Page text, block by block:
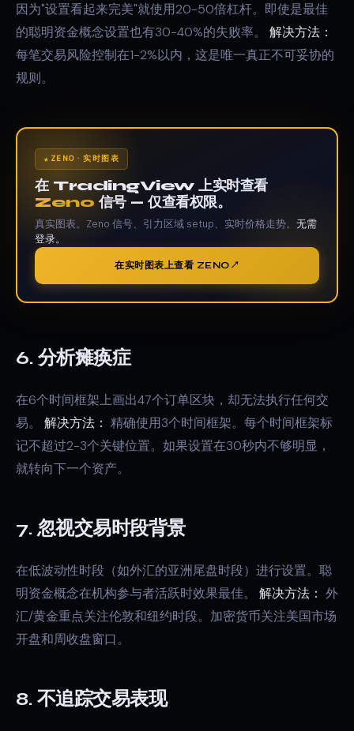
因为"设置看起来完美"就使用20-50倍杠杆。即使是最佳
的聪明资金概念设置也有30-40%的失败率。 解决方法：
每笔交易风险控制在1-2%以内，这是唯一真正不可妥协的
规则。
ZENO · 实时图表
在 TradingView 上实时查看
Zeno 信号 — 仅查看权限。
真实图表。Zeno 信号、引力区域 setup、实时价格走势。 无需
登录。
在实时图表上查看 ZENO
6. 分析瘫痪症
在6个时间框架上画出47个订单区块，却无法执行任何交
易。 解决方法： 精确使用3个时间框架。每个时间框架标
记不超过2-3个关键位置。如果设置在30秒内不够明显，
就转向下一个资产。
7. 忽视交易时段背景
在低波动性时段（如外汇的亚洲尾盘时段）进行设置。聪
明资金概念在机构参与者活跃时效果最佳。 解决方法： 外
汇/黄金重点关注伦敦和纽约时段。加密货币关注美国市场
开盘和周收盘窗口。
8. 不追踪交易表现